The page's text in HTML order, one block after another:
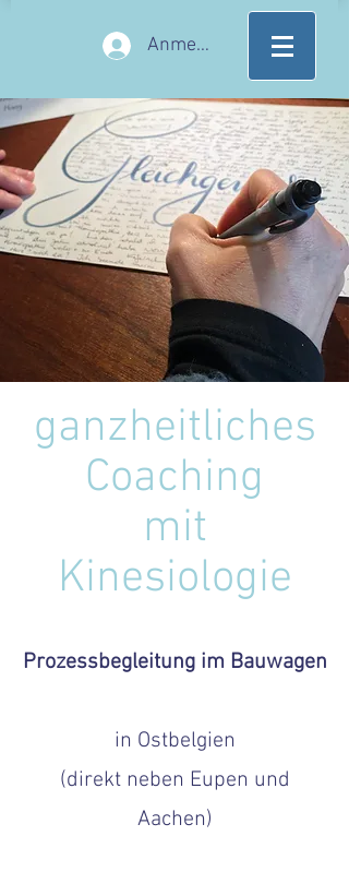
Anmelden
ganzheitliches
Coaching
mit
Kinesiologie
Prozessbegleitung im Bauwagen
in Ostbelgien
(direkt neben Eupen und
Aachen)